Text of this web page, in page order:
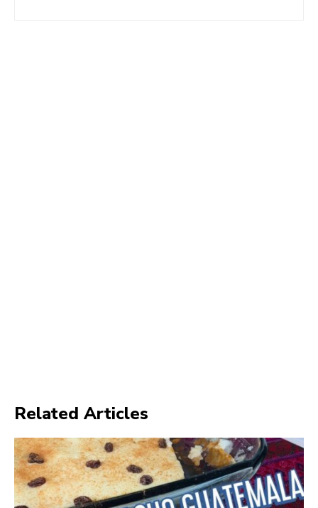
Related Articles